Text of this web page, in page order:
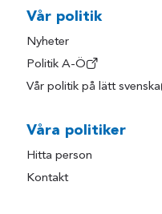
Kramfors
Sollefteå
Sundsvall
Vår politik
Nyheter
Politik A-Ö
Vår politik på lätt svenska
Våra politiker
Hitta person
Kontakt